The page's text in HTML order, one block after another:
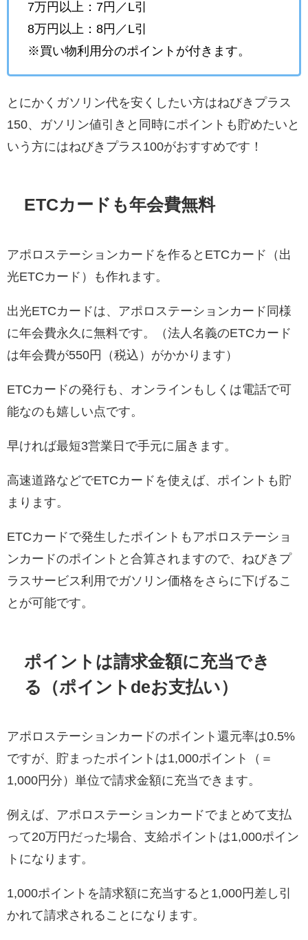
7万円以上：7円／L引
8万円以上：8円／L引
※買い物利用分のポイントが付きます。
とにかくガソリン代を安くしたい方はねびきプラス
150、ガソリン値引きと同時にポイントも貯めたいと
いう方にはねびきプラス100がおすすめです！
ETCカードも年会費無料
アポロステーションカードを作るとETCカード（出
光ETCカード）も作れます。
出光ETCカードは、アポロステーションカード同様
に年会費永久に無料です。（法人名義のETCカード
は年会費が550円（税込）がかかります）
ETCカードの発行も、オンラインもしくは電話で可
能なのも嬉しい点です。
早ければ最短3営業日で手元に届きます。
高速道路などでETCカードを使えば、ポイントも貯
まります。
ETCカードで発生したポイントもアポロステーショ
ンカードのポイントと合算されますので、ねびきプ
ラスサービス利用でガソリン価格をさらに下げるこ
とが可能です。
ポイントは請求金額に充当でき
る（ポイントdeお支払い）
アポロステーションカードのポイント還元率は0.5%
ですが、貯まったポイントは1,000ポイント（＝
1,000円分）単位で請求金額に充当できます。
例えば、アポロステーションカードでまとめて支払
って20万円だった場合、支給ポイントは1,000ポイン
トになります。
1,000ポイントを請求額に充当すると1,000円差し引
かれて請求されることになります。